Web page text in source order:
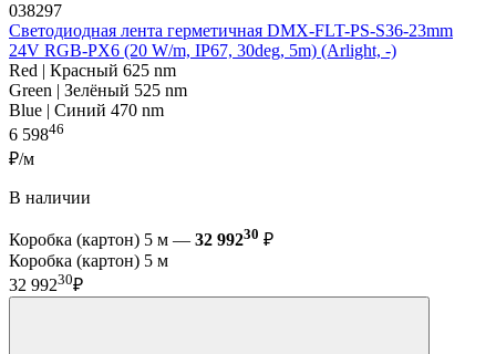
038297
Светодиодная лента герметичная DMX-FLT-PS-S36-23mm
24V RGB-PX6 (20 W/m, IP67, 30deg, 5m) (Arlight, -)
Red | Красный 625 nm
Green | Зелёный 525 nm
Blue | Синий 470 nm
6 59846
₽/м
В наличии
Коробка (картон) 5 м — 32 99230 ₽
Коробка (картон) 5 м
32 99230₽